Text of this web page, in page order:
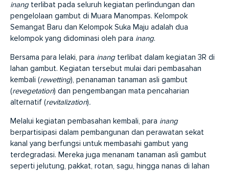
inang terlibat pada seluruh kegiatan perlindungan dan
pengelolaan gambut di Muara Manompas. Kelompok
Semangat Baru dan Kelompok Suka Maju adalah dua
kelompok yang didominasi oleh para inang.
Bersama para lelaki, para inangterlibat dalam kegiatan 3R di
lahan gambut. Kegiatan tersebut mulai dari pembasahan
kembali (rewetting), penanaman tanaman asli gambut
(revegetation) dan pengembangan mata pencaharian
alternatif (revitalization).
Melalui kegiatan pembasahan kembali, para inang
berpartisipasi dalam pembangunan dan perawatan sekat
kanal yang berfungsi untuk membasahi gambut yang
terdegradasi. Mereka juga menanam tanaman asli gambut
seperti jelutung, pakkat, rotan, sagu, hingga nanas di lahan